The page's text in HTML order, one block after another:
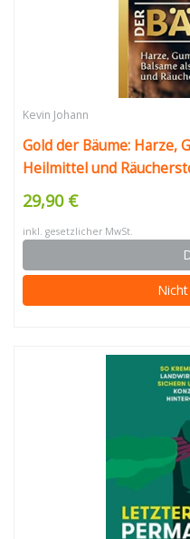
Kevin Johann
Gold der Bäume: Harze,
Heilmittel und
29,90 €
inkl. gesetzlicher MwSt.